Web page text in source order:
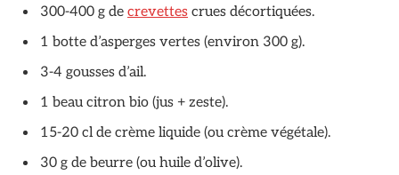
300-400 g de crevettes crues décortiquées.
1 botte d’asperges vertes (environ 300 g).
3-4 gousses d’ail.
1 beau citron bio (jus + zeste).
15-20 cl de crème liquide (ou crème végétale).
30 g de beurre (ou huile d’olive).